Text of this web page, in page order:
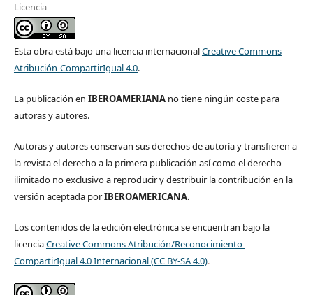
Licencia
Esta obra está bajo una licencia internacionalCreative Commons
Atribución-CompartirIgual 4.0.
La publicación en IBEROAMERIANAno tiene ningún coste para
autoras y autores.
Autoras y autores conservan sus derechos de autoría y transfieren a
la revista el derecho a la primera publicación así como el derecho
ilimitado no exclusivo a reproducir y destribuir la contribución en la
versión aceptada porIBEROAMERICANA.
Los contenidos de la edición electrónica se encuentran bajo la
licenciaCreative Commons Atribución/Reconocimiento-
CompartirIgual 4.0 Internacional (CC BY-SA 4.0).